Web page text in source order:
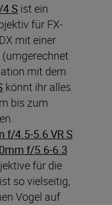
S ist ein
für FX-
mit einer
mit dem
könnt ihr alles
bis zum
f/4.5-5.6 VR S
f/5.6-6.3
für die
so vielseitig,
Vogel auf